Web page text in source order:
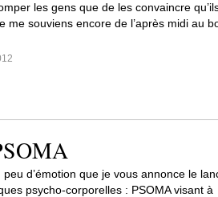
les gens que de les convaincre
me souviens encore de l’après midi au
peu d’émotion que je vous annonce le
psycho-corporelles : PSOMA visant à